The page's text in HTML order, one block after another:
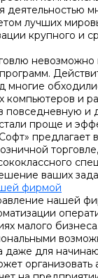
деятельностью
лучших
крупного и
невозможно
многие
компьютеров и
повседневную и
проще и
предлагает
ваших
фирмой
нашей
малого
даже для
организовать